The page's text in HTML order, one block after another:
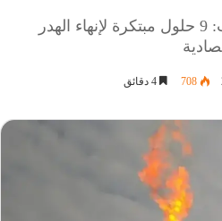
بدائل حرق الغاز المصاحب: 9 حلول مبتكرة لإنهاء الهدر
708